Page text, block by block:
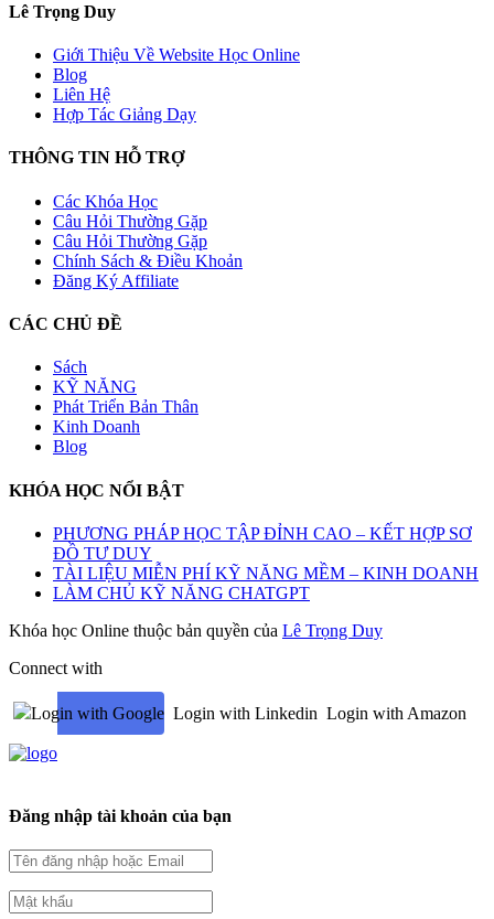
Lê Trọng Duy
Giới Thiệu Về Website Học Online
Blog
Liên Hệ
Hợp Tác Giảng Dạy
THÔNG TIN HỖ TRỢ
Các Khóa Học
Câu Hỏi Thường Gặp
Câu Hỏi Thường Gặp
Chính Sách & Điều Khoản
Đăng Ký Affiliate
CÁC CHỦ ĐỀ
Sách
KỸ NĂNG
Phát Triển Bản Thân
Kinh Doanh
Blog
KHÓA HỌC NỔI BẬT
PHƯƠNG PHÁP HỌC TẬP ĐỈNH CAO – KẾT HỢP SƠ
ĐỒ TƯ DUY
TÀI LIỆU MIỄN PHÍ KỸ NĂNG MỀM – KINH DOANH
LÀM CHỦ KỸ NĂNG CHATGPT
Khóa học Online thuộc bản quyền của Lê Trọng Duy
Connect with
Login with Google Login with Linkedin Login with Amazon
Đăng nhập tài khoản của bạn